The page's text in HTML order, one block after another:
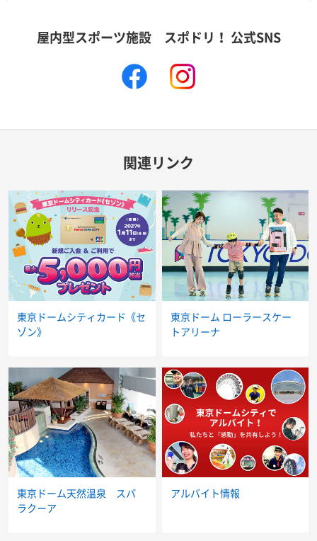
屋内型スポーツ施設 スポドリ！ 公式SNS
facebook
関連リンク
東京ドームシティカード《セ
ゾン》
東京ドーム ローラースケー
トアリーナ
東京ドーム天然温泉 スパ
ラクーア
アルバイト情報